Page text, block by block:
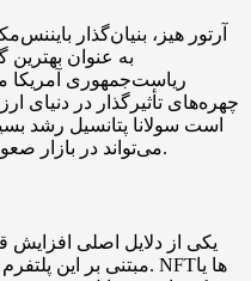
آرتور هیز، بنیان‌گذار
به عنوان بهترین
ریاست‌جمهوری آمریکا
چهره‌های تأثیرگذار در دنیای
است سولانا پتانسیل رشد
می‌تواند در بازار صعودی آینده به عملکرد بهتری دست یابد.